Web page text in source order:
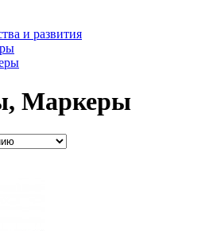
и развития
Маркеры